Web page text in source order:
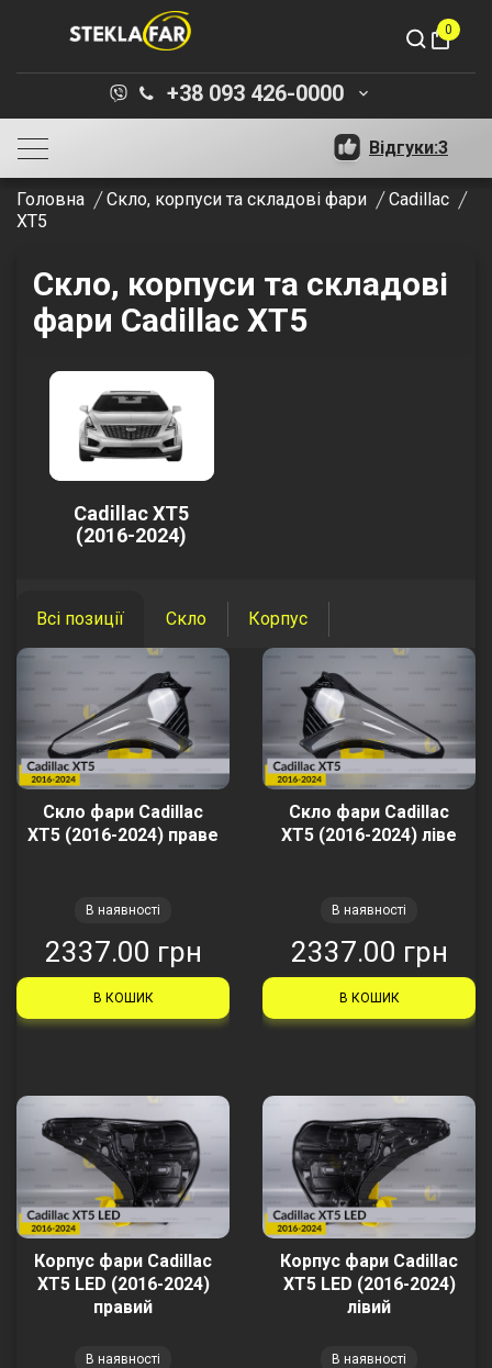
shopping_bag
0
+38 093 426-0000 keyboard_arrow_down
Відгуки:3
Головна Скло, корпуси та складові фари
Cadillac
XT5
Скло, корпуси та складові
фари Cadillac XT5
Cadillac XT5
(2016-2024)
Всі позиції Скло Корпус
Скло фари Cadillac
XT5 (2016-2024) праве
В наявності
2337.00 грн
В КОШИК
Скло фари Cadillac
XT5 (2016-2024) ліве
В наявності
2337.00 грн
В КОШИК
Корпус фари Cadillac
XT5 LED (2016-2024)
правий
В наявності
Корпус фари Cadillac
XT5 LED (2016-2024)
лівий
В наявності